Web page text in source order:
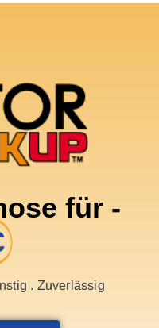
für -
. Zuverlässig